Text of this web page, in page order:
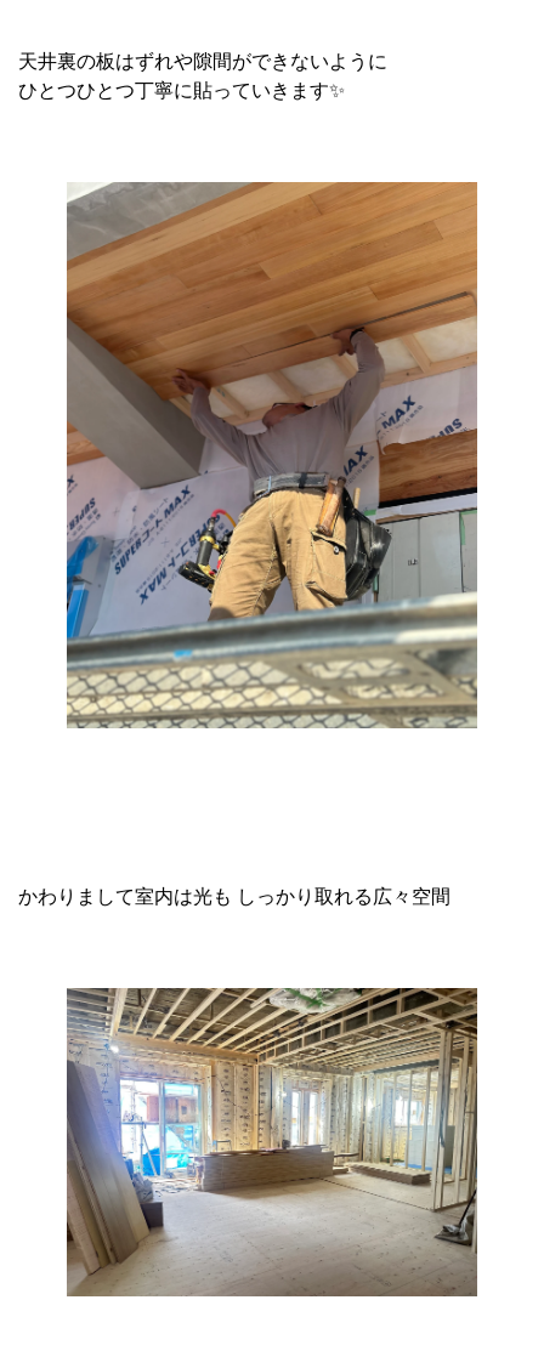
天井裏の板はずれや隙間ができないように
ひとつひとつ丁寧に貼っていきます✨
かわりまして室内は光も しっかり取れる広々空間